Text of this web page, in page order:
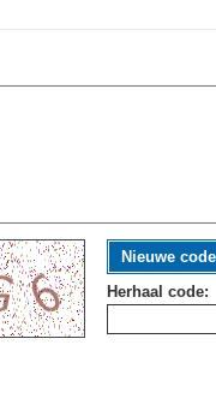
Nieuwe code
Herhaal code: